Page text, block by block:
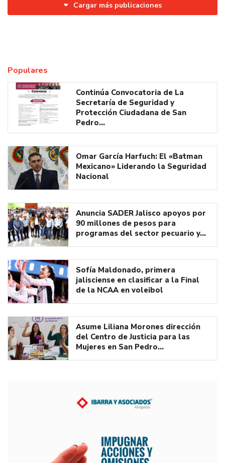
Cargar más publicaciones
Populares
Continúa Convocatoria de La
Secretaría de Seguridad y
Protección Ciudadana de San
Pedro…
Omar García Harfuch: El «Batman
Mexicano» Liderando la Seguridad
Nacional
Anuncia SADER Jalisco apoyos por
90 millones de pesos para
programas del sector pecuario y…
Sofía Maldonado, primera
jalisciense en clasificar a la Final
de la NCAA en voleibol
Asume Liliana Morones dirección
del Centro de Justicia para las
Mujeres en San Pedro…